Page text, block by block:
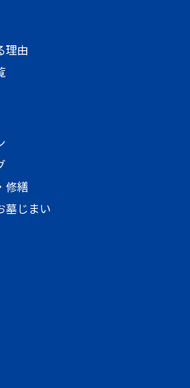
理由
修繕
墓じまい